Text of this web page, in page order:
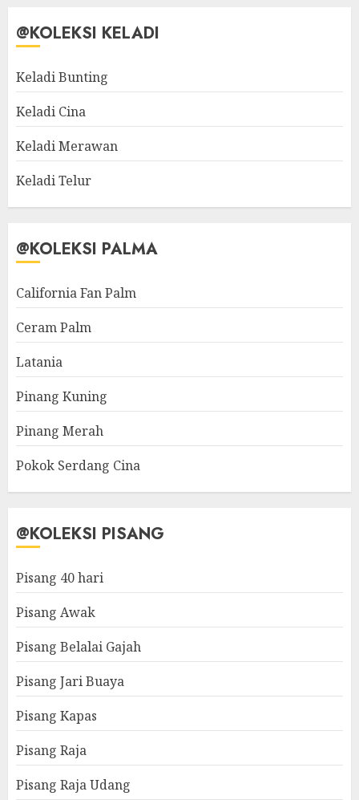
@KOLEKSI KELADI
Keladi Bunting
Keladi Cina
Keladi Merawan
Keladi Telur
@KOLEKSI PALMA
California Fan Palm
Ceram Palm
Latania
Pinang Kuning
Pinang Merah
Pokok Serdang Cina
@KOLEKSI PISANG
Pisang 40 hari
Pisang Awak
Pisang Belalai Gajah
Pisang Jari Buaya
Pisang Kapas
Pisang Raja
Pisang Raja Udang